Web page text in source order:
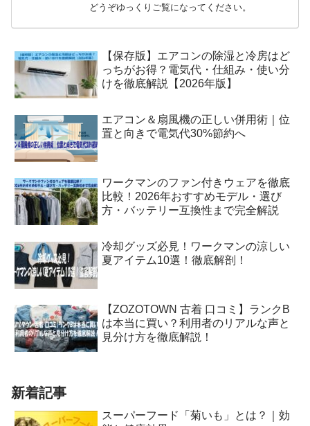
どうぞゆっくりご覧になってください。
【保存版】エアコンの除湿と冷房はど
っちがお得？電気代・仕組み・使い分
けを徹底解説【2026年版】
エアコン＆扇風機の正しい併用術｜位
置と向きで電気代30%節約へ
ワークマンのファン付きウェアを徹底
比較！2026年おすすめモデル・選び
方・バッテリー互換性まで完全解説
冷却グッズ必見！ワークマンの涼しい
夏アイテム10選！徹底解剖！
【ZOZOTOWN 古着 口コミ】ランクB
は本当に買い？利用者のリアルな声と
見分け方を徹底解説！
新着記事
スーパーフード「菊いも」とは？｜効